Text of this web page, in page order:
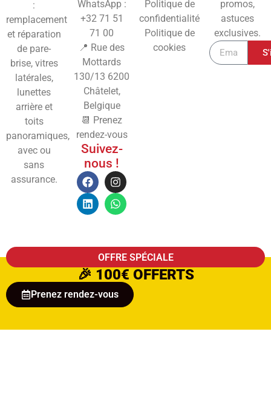
:
remplacement
et réparation
de pare-
brise, vitres
latérales,
lunettes
arrière et
toits
panoramiques,
avec ou
sans
assurance.
WhatsApp :
+32 71 51
71 00
📍 Rue des
Mottards
130/13 6200
Châtelet,
Belgique
📆 Prenez
rendez-vous
Suivez-
nous !
Politique de
confidentialité
Politique de
cookies
promos,
astuces
exclusives.
OFFRE SPÉCIALE
🎉 100€ OFFERTS
Prenez rendez-vous